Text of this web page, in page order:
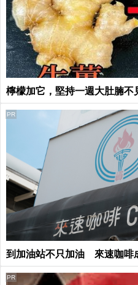
檸檬加它，堅持一週大肚腩不
到加油站不只加油 來速咖啡
PR
PR